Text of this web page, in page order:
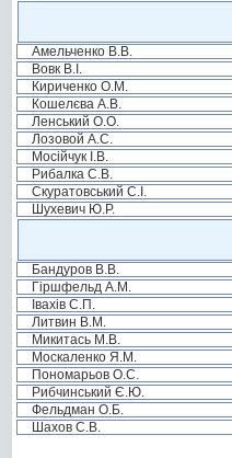
Амельченко В.В.
Вовк В.І.
Кириченко О.М.
Кошелєва А.В.
Ленський О.О.
Лозовой А.С.
Мосійчук І.В.
Рибалка С.В.
Скуратовський С.І.
Шухевич Ю.Р.
Бандуров В.В.
Гіршфельд А.М.
Івахів С.П.
Литвин В.М.
Микитась М.В.
Москаленко Я.М.
Пономарьов О.С.
Рибчинський Є.Ю.
Фельдман О.Б.
Шахов С.В.